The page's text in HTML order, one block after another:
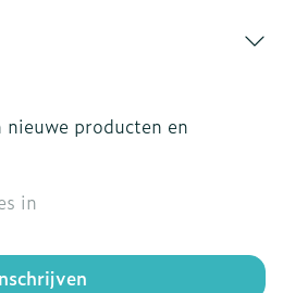
producten en